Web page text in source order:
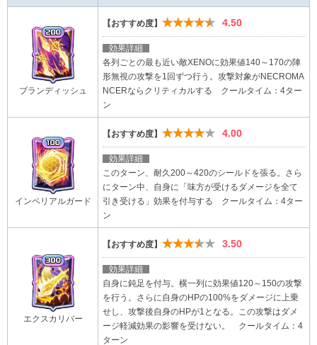
ブランディッシュ
【おすすめ度】 ★★★★★ 4.50
効果詳細
各列ごとの最も近い敵XENOに効果値140～170の陣
形無視の攻撃を1回ずつ行う。攻撃対象がNECROMA
NCERならクリティカルする クールタイム：4ター
ン
インペリアルガード
【おすすめ度】 ★★★★★ 4.00
効果詳細
このターン、耐久200～420のシールドを張る。さら
にターン中、自身に「味方が受けるダメージを全て
引き受ける」効果を付与する クールタイム：4ター
ン
エクスカリバー
【おすすめ度】 ★★★★★ 3.50
効果詳細
自身に鈍足を付与。横一列に効果値120～150の攻撃
を行う。さらに自身のHPの100%をダメージに上乗
せし、攻撃後自身のHPが1となる。この攻撃はダメ
ージ軽減効果の影響を受けない。 クールタイム：4
ターン